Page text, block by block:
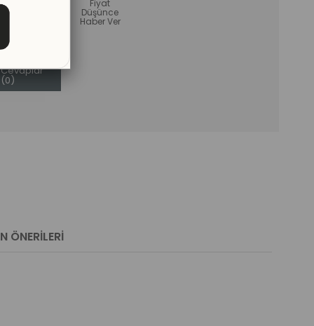
Fiyat
Düşünce
Haber Ver
Sorular (0)
Cevaplar
(0)
ÖNERILERI